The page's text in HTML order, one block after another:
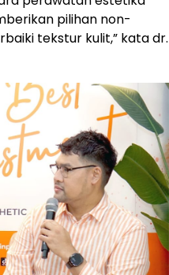
pilihan non-
tekstur kulit,” kata dr.